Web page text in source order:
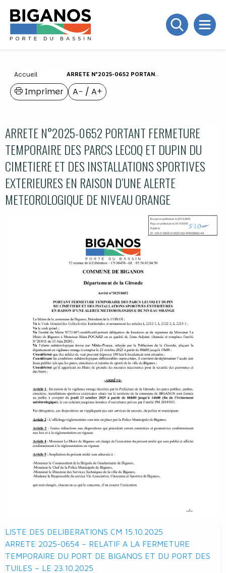
Accueil ARRETE N°2025-0652 PORTANT FERMETURE TEMPORAIRE DES PARCS LECOQ ET DUPIN DU CIMETIERE ET DES INSTALLATIONS SPORTIVES EXTERIEURES EN RAISON D’UNE ALERTE METEOROLOGIQUE DE NIVEAU ORANGE
A− / A+
Imprimer
ARRETE N°2025-0652 PORTANT FERMETURE
TEMPORAIRE DES PARCS LECOQ ET DUPIN DU
CIMETIERE ET DES INSTALLATIONS SPORTIVES
EXTERIEURES EN RAISON D’UNE ALERTE
METEOROLOGIQUE DE NIVEAU ORANGE
Navigation
de
l’article
LISTE DES DELIBERATIONS CM 15.10.2025
ARRETE 2025-0654 – RELATIF A LA FERMETURE
TEMPORAIRE DU PORT DE BIGANOS ET DU PORT DES
TUILES – LE 23.10.2025